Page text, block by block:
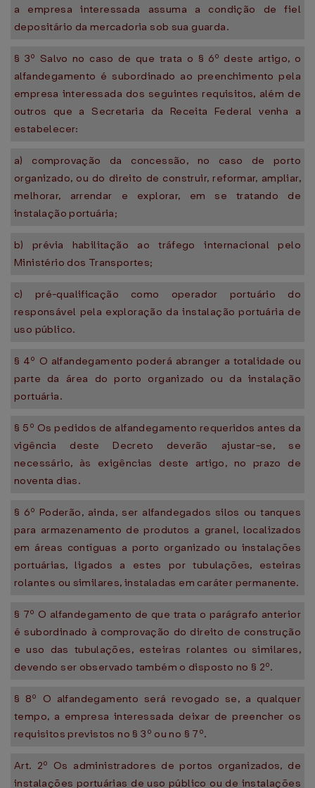
a empresa interessada assuma a condição de fiel
depositário da mercadoria sob sua guarda.
§ 3º Salvo no caso de que trata o § 6º deste artigo, o
alfandegamento é subordinado ao preenchimento pela
empresa interessada dos seguintes requisitos, além de
outros que a Secretaria da Receita Federal venha a
estabelecer:
a) comprovação da concessão, no caso de porto
organizado, ou do direito de construir, reformar, ampliar,
melhorar, arrendar e explorar, em se tratando de
instalação portuária;
b) prévia habilitação ao tráfego internacional pelo
Ministério dos Transportes;
c) pré-qualificação como operador portuário do
responsável pela exploração da instalação portuária de
uso público.
§ 4º O alfandegamento poderá abranger a totalidade ou
parte da área do porto organizado ou da instalação
portuária.
§ 5º Os pedidos de alfandegamento requeridos antes da
vigência deste Decreto deverão ajustar-se, se
necessário, às exigências deste artigo, no prazo de
noventa dias.
§ 6º Poderão, ainda, ser alfandegados silos ou tanques
para armazenamento de produtos a granel, localizados
em áreas contíguas a porto organizado ou instalações
portuárias, ligados a estes por tubulações, esteiras
rolantes ou similares, instaladas em caráter permanente.
§ 7º O alfandegamento de que trata o parágrafo anterior
é subordinado à comprovação do direito de construção
e uso das tubulações, esteiras rolantes ou similares,
devendo ser observado também o disposto no § 2º.
§ 8º O alfandegamento será revogado se, a qualquer
tempo, a empresa interessada deixar de preencher os
requisitos previstos no § 3º ou no § 7º.
Art. 2º Os administradores de portos organizados, de
instalações portuárias de uso público ou de instalações